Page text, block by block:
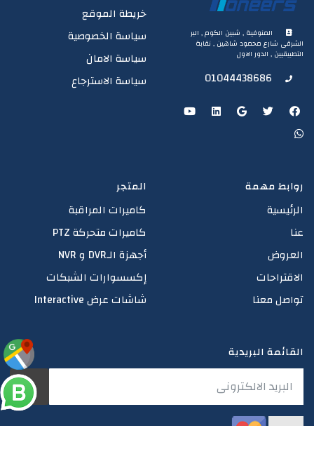
المنوفية , شبين الكوم , البر
الشرقى شارع محمود شاهين , نقابة
التطبيقيين , الدور الاول
01044438686
خريطة الموقع
سياسة الخصوصية
سياسة الامان
سياسة الاسترجاع
روابط مهمة
الرئيسية
عنا
العروض
الاقتراحات
تواصل معنا
المتجر
كاميرات المراقبة
كاميرات متحركة PTZ
أجهزة الـDVR و NVR
إكسسوارات الشبكات
شاشات عرض Interactive
القائمة البريدية